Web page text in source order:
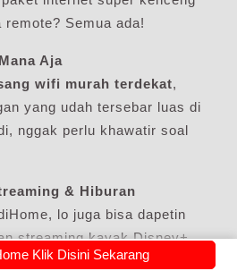
Semua ada!
Aja
wifi murah terdekat,
yang udah tersebar luas di
nggak perlu khawatir soal
& Hiburan
lo juga bisa dapetin
streaming kayak Disney+
Mantap, kan?
Klik Disini Sekarang